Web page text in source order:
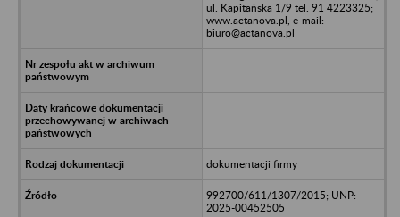
ul. Kapitańska 1/9 tel. 91 4223325;
www.actanova.pl, e-mail:
biuro@actanova.pl
dokumentacji firmy
992700/611/1307/2015; UNP:
2025-00452505